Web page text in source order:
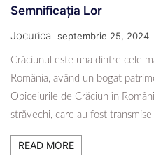
Semnificația Lor
Jocurica septembrie 25, 2024
Crăciunul este una dintre cele
România, având un bogat
Obiceiurile de Crăciun în
străvechi, care au fost
READ MORE